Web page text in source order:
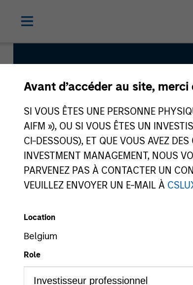
Avant d’accéder au site,
SI VOUS ÊTES UNE PERSONNE
AIFM »), OU SI VOUS ÊTES UN
CI-DESSOUS), ET QUE VOUS AVEZ
INVESTMENT MANAGEMENT, NOUS
PARVENEZ PAS À CONTACTER UN
VEUILLEZ ENVOYER UN E-MAIL À
Location
Belgium
Role
Atlanta
Equity
Strategy Inception
October 1998